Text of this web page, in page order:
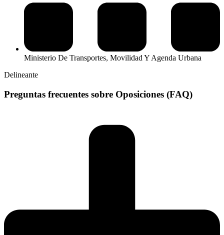
Ministerio De Transportes, Movilidad Y Agenda Urbana
Delineante
Preguntas frecuentes sobre Oposiciones (FAQ)